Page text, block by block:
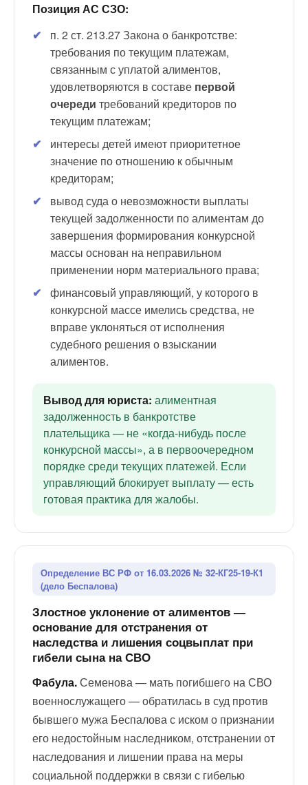
Позиция АС СЗО:
п. 2 ст. 213.27 Закона о банкротстве:
требования по текущим платежам,
связанным с уплатой алиментов,
удовлетворяются в составе первой
очереди требований кредиторов по
текущим платежам;
интересы детей имеют приоритетное
значение по отношению к обычным
кредиторам;
вывод суда о невозможности выплаты
текущей задолженности по алиментам до
завершения формирования конкурсной
массы основан на неправильном
применении норм материального права;
финансовый управляющий, у которого в
конкурсной массе имелись средства, не
вправе уклоняться от исполнения
судебного решения о взыскании
алиментов.
Вывод для юриста: алиментная
задолженность в банкротстве
плательщика — не «когда-нибудь после
конкурсной массы», а в первоочередном
порядке среди текущих платежей. Если
управляющий блокирует выплату — есть
готовая практика для жалобы.
Определение ВС РФ от 16.03.2026 № 32-КГ25-19-К1
(дело Беспалова)
Злостное уклонение от алиментов —
основание для отстранения от
наследства и лишения соцвыплат при
гибели сына на СВО
Фабула.Семенова — мать погибшего на СВО
военнослужащего — обратилась в суд против
бывшего мужа Беспалова с иском о признании
его недостойным наследником, отстранении от
наследования и лишении права на меры
социальной поддержки в связи с гибелью